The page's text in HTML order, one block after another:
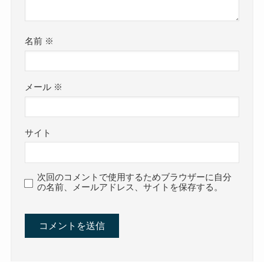
名前 ※
メール ※
サイト
次回のコメントで使用するためブラウザーに自分
の名前、メールアドレス、サイトを保存する。